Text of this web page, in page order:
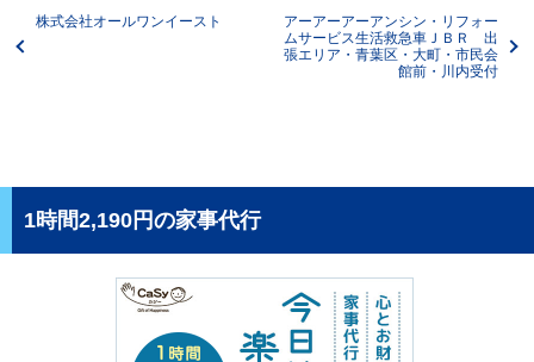
株式会社オールワンイースト
アーアーアーアンシン・リフォー
ムサービス生活救急車ＪＢＲ 出
張エリア・青葉区・大町・市民会
館前・川内受付
1時間2,190円の家事代行